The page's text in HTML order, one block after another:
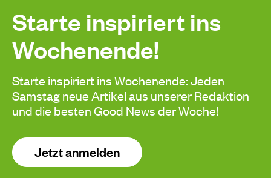
Starte inspiriert ins
Wochenende!
Starte inspiriert ins Wochenende: Jeden
Samstag neue Artikel aus unserer Redaktion
und die besten Good News der Woche!
Jetzt anmelden